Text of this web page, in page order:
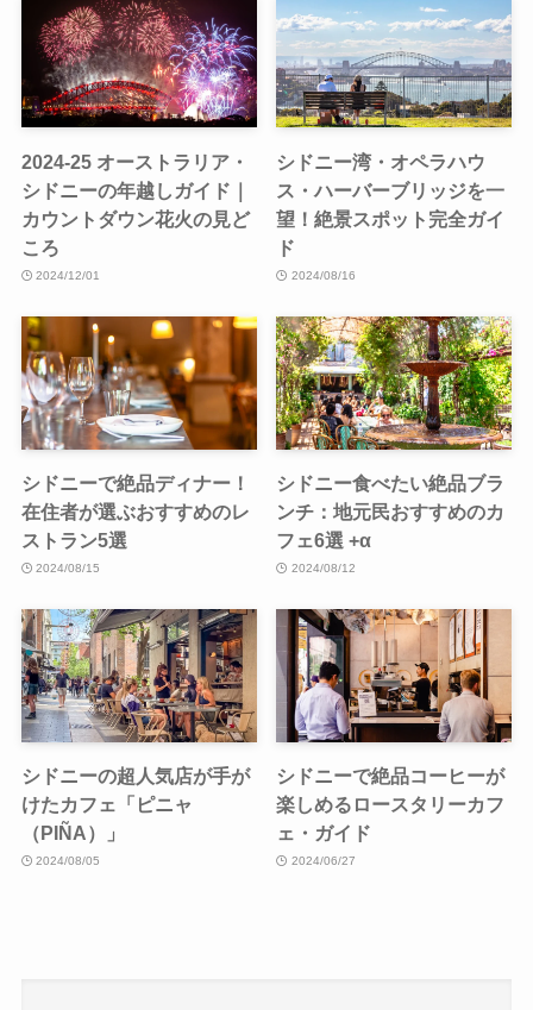
2024-25 オーストラリア・
シドニーの年越しガイド｜
カウントダウン花火の見ど
ころ
2024/12/01
シドニー湾・オペラハウ
ス・ハーバーブリッジを一
望！絶景スポット完全ガイ
ド
2024/08/16
シドニーで絶品ディナー！
在住者が選ぶおすすめのレ
ストラン5選
2024/08/15
シドニー食べたい絶品ブラ
ンチ：地元民おすすめのカ
フェ6選 +α
2024/08/12
シドニーの超人気店が手が
けたカフェ「ピニャ
（PIÑA）」
2024/08/05
シドニーで絶品コーヒーが
楽しめるロースタリーカフ
ェ・ガイド
2024/06/27